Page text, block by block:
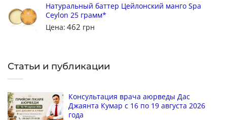
Натуральный баттер Цейлонский манго Spa
Ceylon 25 грамм*
Цена: 462 грн
Статьи и публикации
Консультация врача аюрведы Дас
Джаянта Кумар с 16 по 19 августа 2026
года